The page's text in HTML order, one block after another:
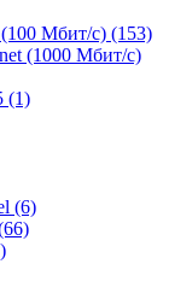
Мбит/с) (153)
(1000 Мбит/с)
(1)
(6)